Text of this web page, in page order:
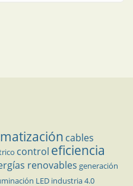
cables
control eficiencia
renovables generación
LED industria 4.0